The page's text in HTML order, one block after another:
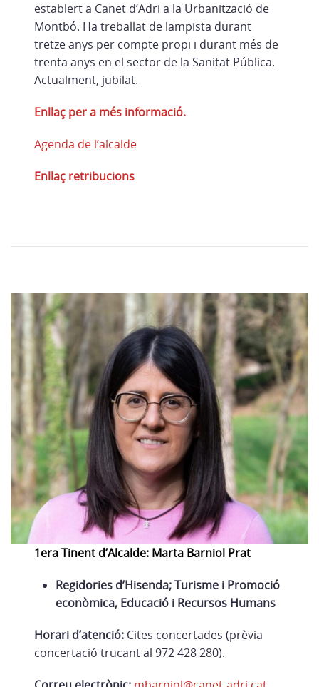
establert a Canet d’Adri a la Urbanització de
Montbó. Ha treballat de lampista durant
tretze anys per compte propi i durant més de
trenta anys en el sector de la Sanitat Pública.
Actualment, jubilat.
Enllaç per a més informació.
Agenda de l’alcalde
Enllaç retribucions
1era Tinent d’Alcalde: Marta Barniol Prat
Regidories d’Hisenda; Turisme i Promoció
econòmica, Educació i Recursos Humans
Horari d’atenció: Cites concertades (prèvia
concertació trucant al 972 428 280).